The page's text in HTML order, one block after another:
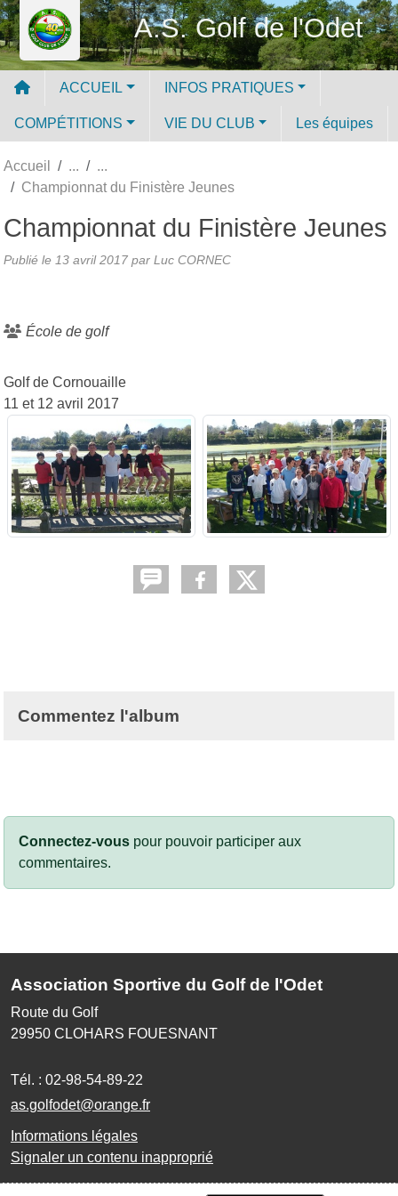
A.S. Golf de l'Odet
ACCUEIL INFOS PRATIQUES
COMPÉTITIONS VIE DU CLUB Les équipes
Accueil
Championnat du Finistère Jeunes
Championnat du Finistère Jeunes
Publié le 13 avril 2017 par Luc CORNEC
École de golf
Golf de Cornouaille
11 et 12 avril 2017
Commentez l'album
Connectez-vous pour pouvoir participer aux
commentaires.
Association Sportive du Golf de l'Odet
Route du Golf
29950 CLOHARS FOUESNANT
Tél. : 02-98-54-89-22
as.golfodet@orange.fr
Informations légales
Signaler un contenu inapproprié
Panneau de gestion des cookies